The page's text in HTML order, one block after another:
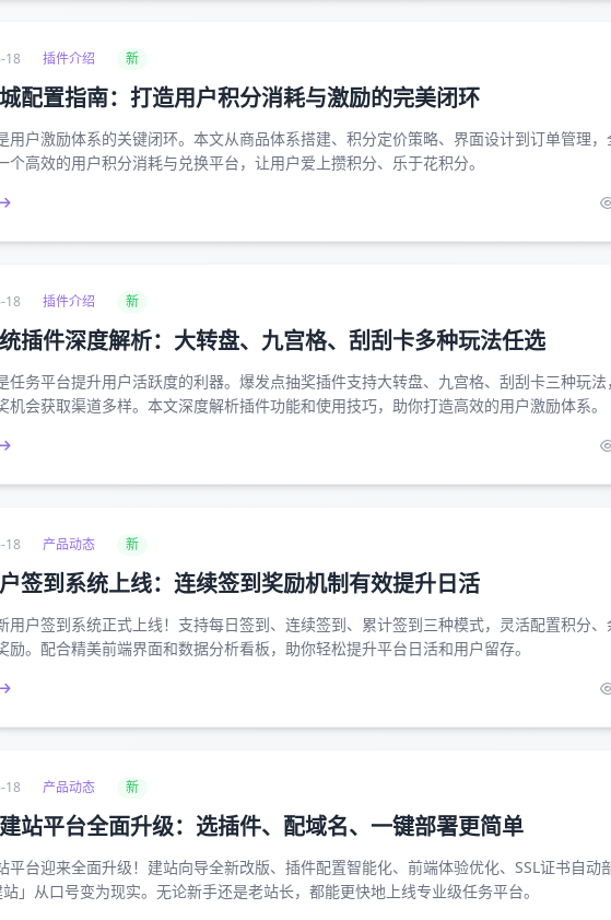
18 插件介绍 新
配置指南：打造用户积分消耗与激励的完美闭环
用户激励体系的关键闭环。本文从商品体系搭建、积分定价策略、界面设计到订单管理
个高效的用户积分消耗与兑换平台，让用户爱上攒积分、乐于花积分。
18 插件介绍 新
插件深度解析：大转盘、九宫格、刮刮卡多种玩法任选
任务平台提升用户活跃度的利器。爆发点抽奖插件支持大转盘、九宫格、刮刮卡三种玩法
机会获取渠道多样。本文深度解析插件功能和使用技巧，助你打造高效的用户激励体系。
18 产品动态 新
签到系统上线：连续签到奖励机制有效提升日活
用户签到系统正式上线！支持每日签到、连续签到、累计签到三种模式，灵活配置积分、
励。配合精美前端界面和数据分析看板，助你轻松提升平台日活和用户留存。
18 产品动态 新
站平台全面升级：选插件、配域名、一键部署更简单
平台迎来全面升级！建站向导全新改版、插件配置智能化、前端体验优化、SSL证书自
站」从口号变为现实。无论新手还是老站长，都能更快地上线专业级任务平台。